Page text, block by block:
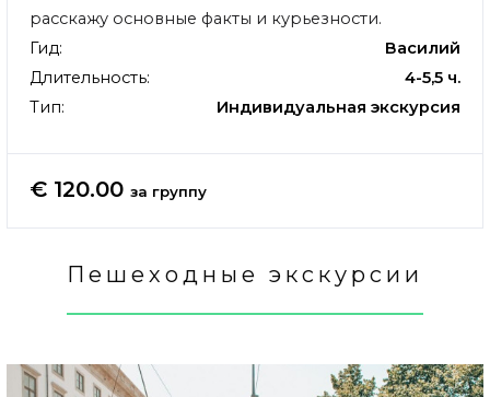
расскажу основные факты и курьезности.
Гид:
Василий
Длительность:
4-5,5 ч.
Тип:
Индивидуальная экскурсия
€ 120.00 за группу
Пешеходные экскурсии